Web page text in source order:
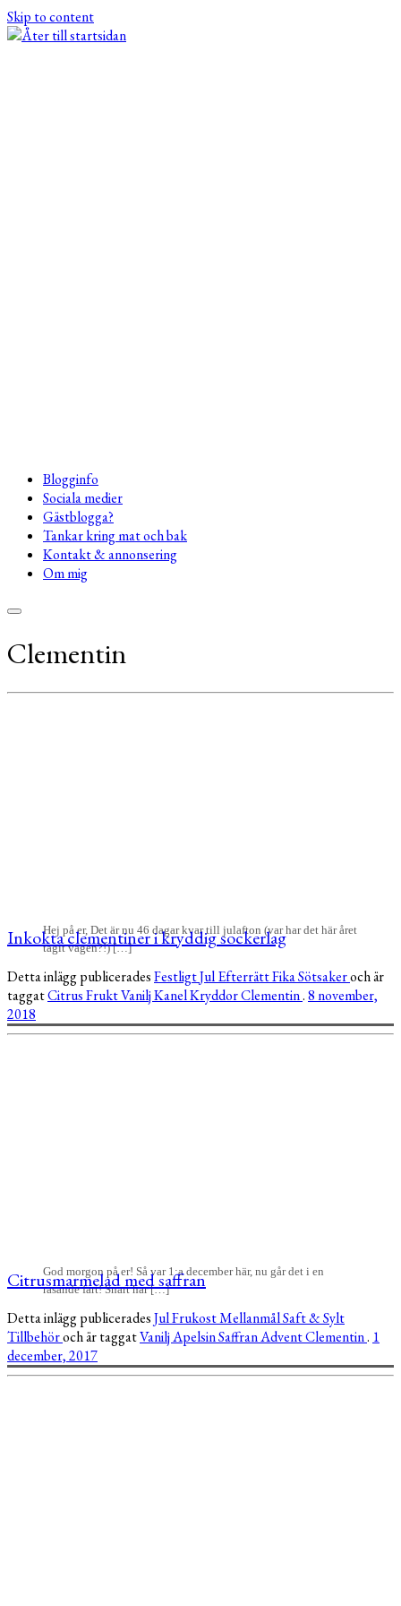
Skip to content
Blogginfo
Sociala medier
Gästblogga?
Tankar kring mat och bak
Kontakt & annonsering
Om mig
Clementin
Hej på er, Det är nu 46 dagar kvar till julafton (var har det här året
tagit vägen?!) […]
Inkokta clementiner i kryddig sockerlag
Detta inlägg publiceradesFestligtJulEfterrättFikaSötsakeroch är
taggatCitrusFruktVaniljKanelKryddorClementin.8 november,
2018
God morgon på er! Så var 1:a december här, nu går det i en
rasande fart! Snart har […]
Citrusmarmelad med saffran
Detta inlägg publiceradesJulFrukostMellanmålSaft & Sylt
Tillbehöroch är taggatVaniljApelsinSaffranAdventClementin. 1
december, 2017